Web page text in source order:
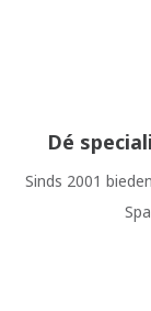
Dé
Sinds 2001